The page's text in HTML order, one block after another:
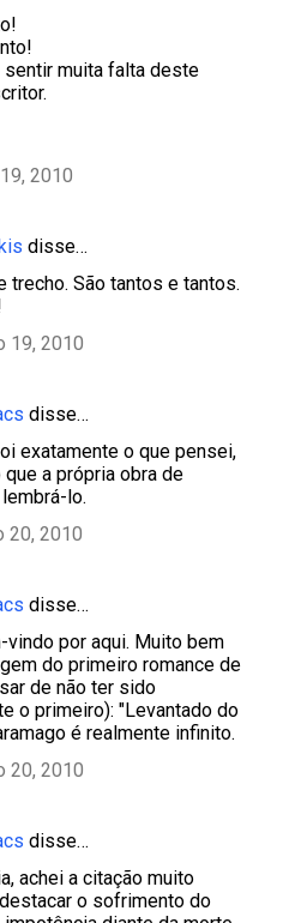
muita falta deste
2010
disse…
trecho. São tantos e tantos.
19, 2010
disse…
exatamente o que pensei,
a própria obra de
lo.
20, 2010
disse…
por aqui. Muito bem
do primeiro romance de
de não ter sido
o primeiro): "Levantado do
é realmente infinito.
20, 2010
disse…
achei a citação muito
o sofrimento do